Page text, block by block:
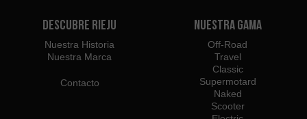
Descubre Rieju
Nuestra Historia
Nuestra Marca
Contacto
Nuestra Gama
Off-Road
Travel
Classic
Supermotard
Naked
Scooter